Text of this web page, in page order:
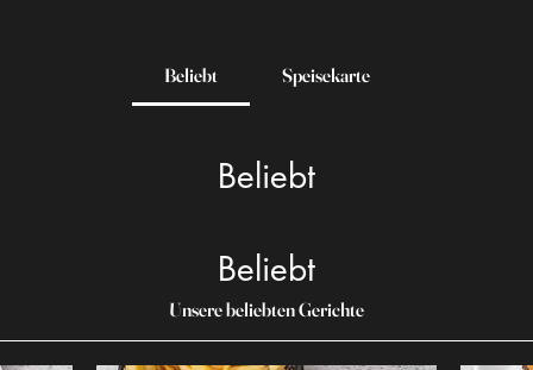
Beliebt Speisekarte
Beliebt
Beliebt
Unsere beliebten Gerichte